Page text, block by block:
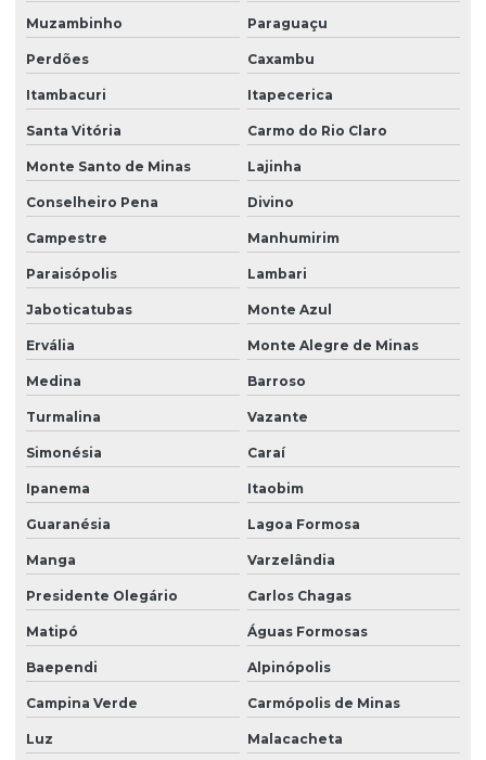
Muzambinho Paraguaçu
Perdões Caxambu
Itambacuri Itapecerica
Santa Vitória Carmo do Rio Claro
Monte Santo de Minas Lajinha
Conselheiro Pena Divino
Campestre Manhumirim
Paraisópolis Lambari
Jaboticatubas Monte Azul
Ervália Monte Alegre de Minas
Medina Barroso
Turmalina Vazante
Simonésia Caraí
Ipanema Itaobim
Guaranésia Lagoa Formosa
Manga Varzelândia
Presidente Olegário Carlos Chagas
Matipó Águas Formosas
Baependi Alpinópolis
Campina Verde Carmópolis de Minas
Luz Malacacheta